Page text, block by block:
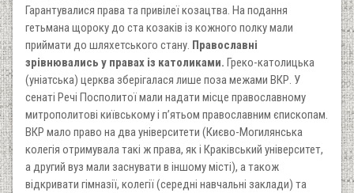
Гарантувалися права та привілеї козацтва. На подання
гетьмана щороку до ста козаків із кожного полку мали
приймати до шляхетського стану. Православні
зрівнювались у правах із католиками. Греко-католицька
(уніатська) церква зберігалася лише поза межами ВКР. У
сенаті Речі Посполитої мали надати місце православному
митрополитові київському і п’ятьом православним єпископам.
ВКР мало право на два університети (Києво-Могилянська
колегія отримувала такі ж права, як і Краківський університет,
а другий вуз мали заснувати в іншому місті), а також
відкривати гімназії, колегії (середні навчальні заклади) та